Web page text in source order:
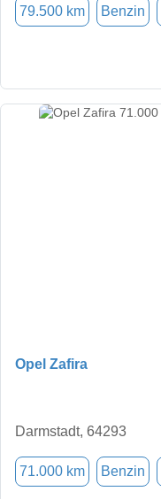
79.500 km Benzin
Opel Zafira
Darmstadt, 64293
71.000 km Benzin